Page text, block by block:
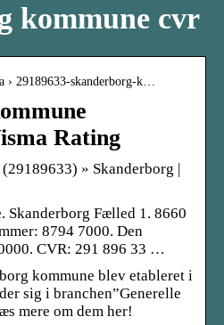
kommune cvr
29189633-skanderborg-k…
Rating
» Skanderborg |
Skanderborg Fælled 1. 8660
8794 7000. Den
CVR: 291 896 33 …
kommune blev etableret i
sig i branchen”Generelle
mere om dem her!